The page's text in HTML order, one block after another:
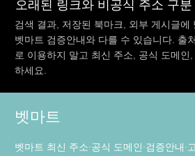
오래된 링크와 비공식 주소 구분
검색 결과, 저장된 북마크, 외부 게시글에
벳마트 검증안내와 다를 수 있습니다. 출
로 이용하지 말고 최신 주소, 공식 도메인
하세요.
벳마트
벳마트 최신 주소·공식 도메인·검증안내·